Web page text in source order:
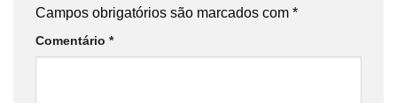
Campos obrigatórios são marcados com *
Comentário *